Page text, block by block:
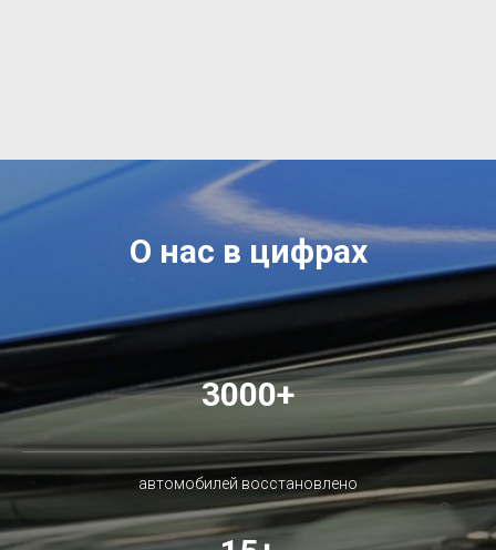
О нас в цифрах
3000+
автомобилей восстановлено